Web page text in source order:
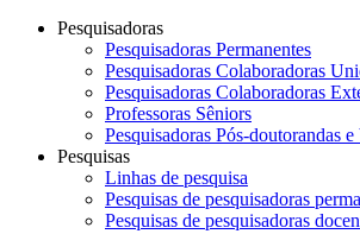
Pesquisadoras
Pesquisadoras Permanentes
Pesquisadoras Colaboradoras
Pesquisadoras Colaboradoras
Professoras Sêniors
Pesquisadoras Pós-doutorandas
Pesquisas
Linhas de pesquisa
Pesquisas de pesquisadoras
Pesquisas de pesquisadoras